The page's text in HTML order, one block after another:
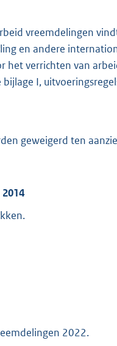
vreemdelingen
en andere
het verrichten van
I,
geweigerd ten
2022.